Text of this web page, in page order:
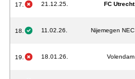
17. 21.12.25. FC Utrecht
18. 11.02.26. Nijemegen NEC
19. 18.01.26. Volendam